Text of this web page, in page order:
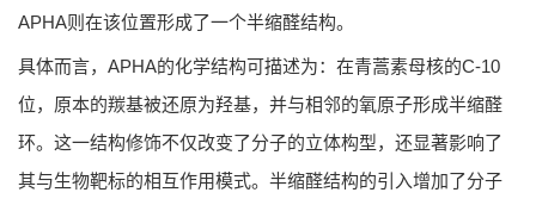
APHA则在该位置形成了一个半缩醛结构。
具体而言，APHA的化学结构可描述为：在青蒿素母核的C-10
位，原本的羰基被还原为羟基，并与相邻的氧原子形成半缩醛
环。这一结构修饰不仅改变了分子的立体构型，还显著影响了
其与生物靶标的相互作用模式。半缩醛结构的引入增加了分子